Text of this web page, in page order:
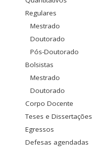
Regulares
Mestrado
Doutorado
Pós-Doutorado
Bolsistas
Mestrado
Doutorado
Corpo Docente
Teses e Dissertações
Egressos
Defesas agendadas